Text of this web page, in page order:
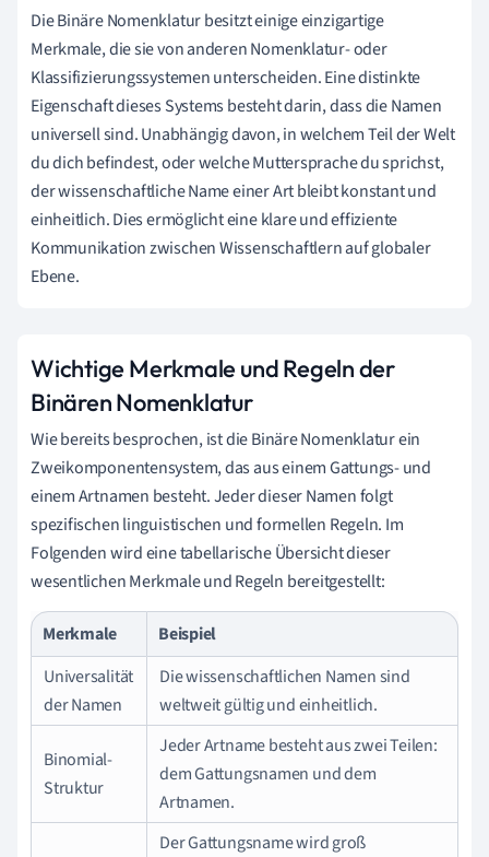
Die Binäre Nomenklatur besitzt einige einzigartige
Merkmale, die sie von anderen Nomenklatur- oder
Klassifizierungssystemen unterscheiden. Eine distinkte
Eigenschaft dieses Systems besteht darin, dass die Namen
universell sind. Unabhängig davon, in welchem Teil der Welt
du dich befindest, oder welche Muttersprache du sprichst,
der wissenschaftliche Name einer Art bleibt konstant und
einheitlich. Dies ermöglicht eine klare und effiziente
Kommunikation zwischen Wissenschaftlern auf globaler
Ebene.
Wichtige Merkmale und Regeln der
Binären Nomenklatur
Wie bereits besprochen, ist die Binäre Nomenklatur ein
Zweikomponentensystem, das aus einem Gattungs- und
einem Artnamen besteht. Jeder dieser Namen folgt
spezifischen linguistischen und formellen Regeln. Im
Folgenden wird eine tabellarische Übersicht dieser
wesentlichen Merkmale und Regeln bereitgestellt:
Merkmale
Beispiel
Universalität
der Namen
Die wissenschaftlichen Namen sind
weltweit gültig und einheitlich.
Binomial-
Struktur
Jeder Artname besteht aus zwei Teilen:
dem Gattungsnamen und dem
Artnamen.
Der Gattungsname wird groß